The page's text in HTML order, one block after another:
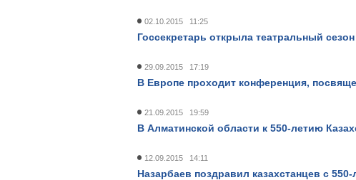
02.10.2015 11:25
Госсекретарь открыла театральный
29.09.2015 17:19
В Европе проходит конференция,
21.09.2015 19:59
В Алматинской области к 550-летию
12.09.2015 14:11
Назарбаев поздравил казахстанцев с